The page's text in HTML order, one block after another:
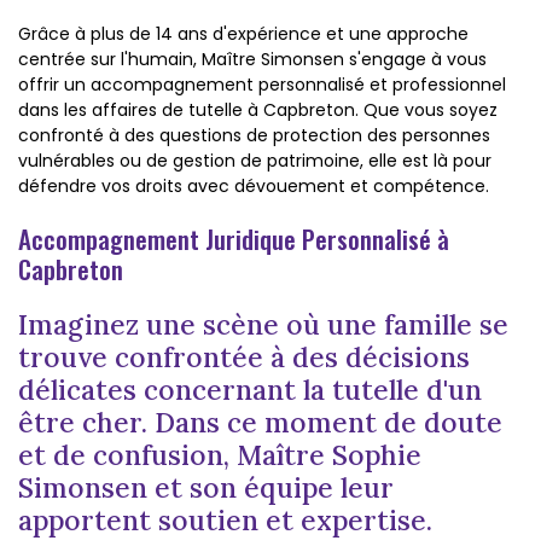
Grâce à plus de 14 ans d'expérience et une approche
centrée sur l'humain, Maître Simonsen s'engage à vous
offrir un accompagnement personnalisé et professionnel
dans les affaires de tutelle à Capbreton. Que vous soyez
confronté à des questions de protection des personnes
vulnérables ou de gestion de patrimoine, elle est là pour
défendre vos droits avec dévouement et compétence.
Accompagnement Juridique Personnalisé à
Capbreton
Imaginez une scène où une famille se
trouve confrontée à des décisions
délicates concernant la tutelle d'un
être cher. Dans ce moment de doute
et de confusion, Maître Sophie
Simonsen et son équipe leur
apportent soutien et expertise.